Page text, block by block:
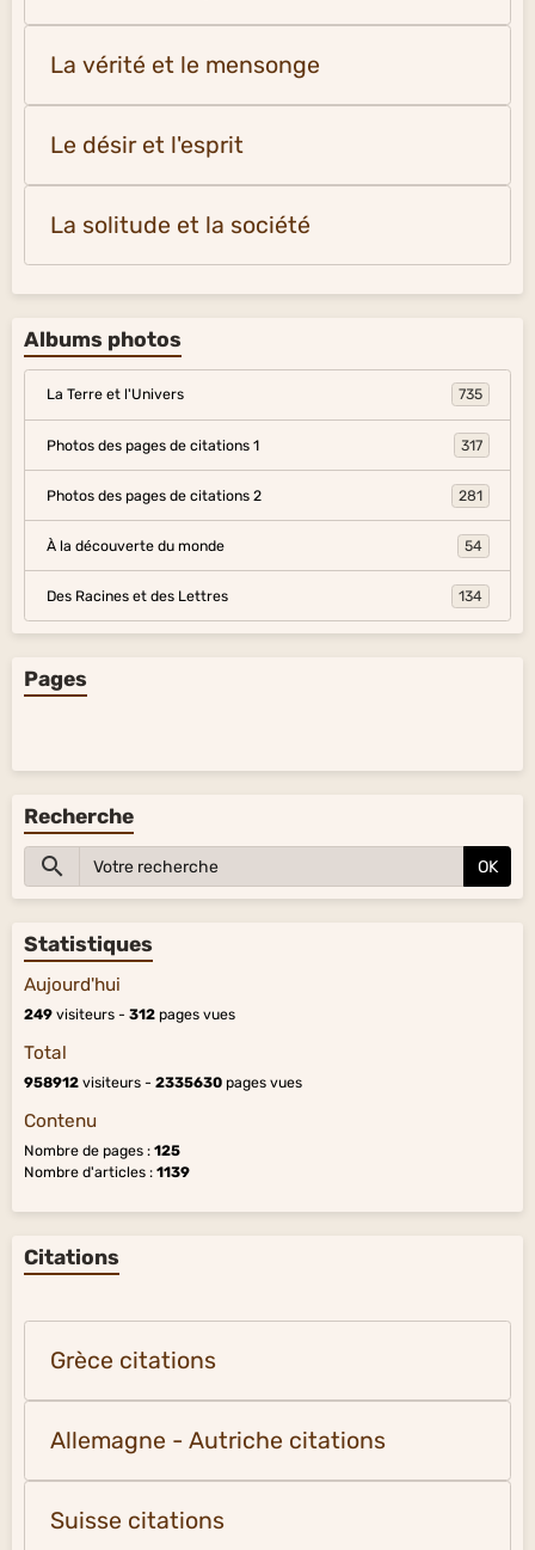
La vérité et le mensonge
Le désir et l'esprit
La solitude et la société
Albums photos
La Terre et l'Univers 735
Photos des pages de citations 1 317
Photos des pages de citations 2 281
À la découverte du monde 54
Des Racines et des Lettres 134
Pages
Recherche
OK
Statistiques
Aujourd'hui
249 visiteurs - 312 pages vues
Total
958912 visiteurs - 2335630 pages vues
Contenu
Nombre de pages : 125
Nombre d'articles : 1139
Citations
Grèce citations
Allemagne - Autriche citations
Suisse citations